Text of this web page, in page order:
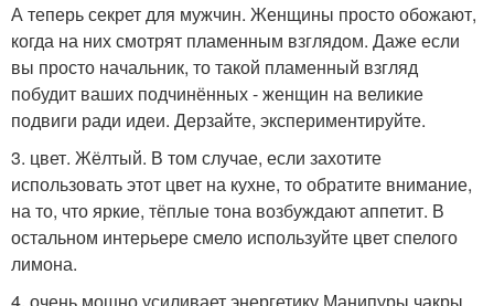
А теперь секрет для мужчин. Женщины просто обожают,
когда на них смотрят пламенным взглядом. Даже если
вы просто начальник, то такой пламенный взгляд
побудит ваших подчинённых - женщин на великие
подвиги ради идеи. Дерзайте, экспериментируйте.
3. цвет. Жёлтый. В том случае, если захотите
использовать этот цвет на кухне, то обратите внимание,
на то, что яркие, тёплые тона возбуждают аппетит. В
остальном интерьере смело используйте цвет спелого
лимона.